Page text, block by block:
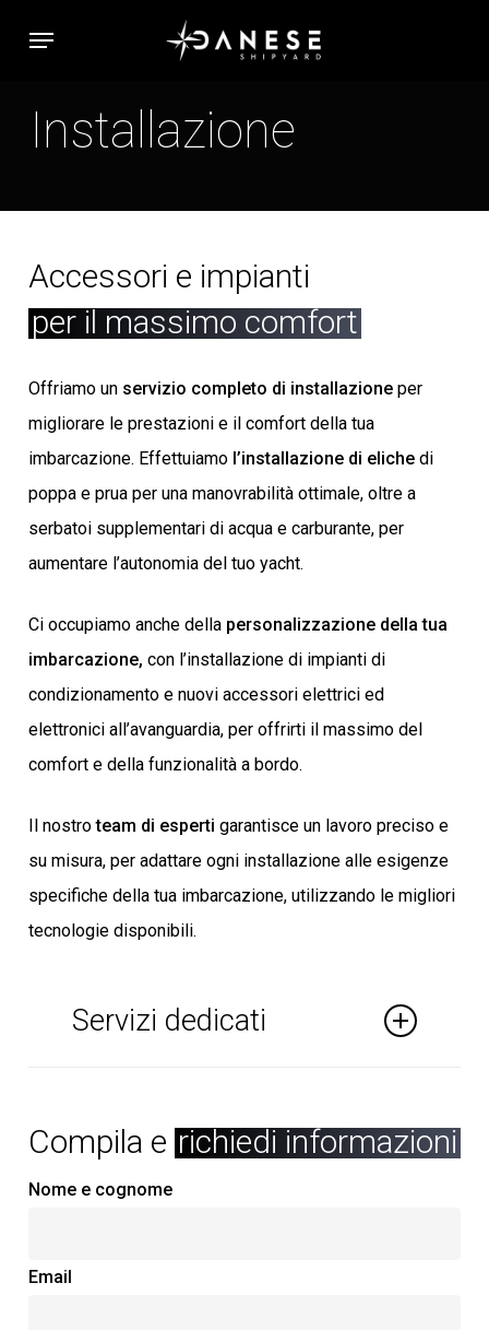
content
Menu
Installazione
Accessori e impianti
per il massimo comfort
Offriamo un servizio completo di installazioneper
migliorare le prestazioni e il comfort della tua
imbarcazione. Effettuiamo l’installazione di elichedi
poppa e prua per una manovrabilità ottimale, oltre a
serbatoi supplementari di acqua e carburante, per
aumentare l’autonomia del tuo yacht.
Ci occupiamo anche della personalizzazione della tua
imbarcazione, con l’installazione di impianti di
condizionamento e nuovi accessori elettrici ed
elettronici all’avanguardia, per offrirti il massimo del
comfort e della funzionalità a bordo.
Il nostroteam di esperti garantisce un lavoro preciso e
su misura, per adattare ogni installazione alle esigenze
specifiche della tua imbarcazione, utilizzando le migliori
tecnologie disponibili.
Servizi dedicati
Acqua e Carburante
Personalizzazioni
Compila e richiedi informazioni
Nome e cognome
Email